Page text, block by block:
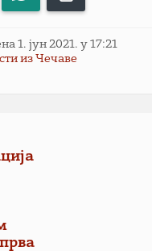
1. јун 2021. у 17:21
из Чечаве